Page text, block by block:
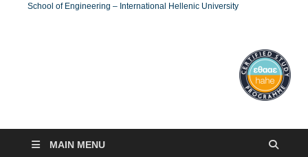
School of Engineering – International Hellenic University
MAIN MENU